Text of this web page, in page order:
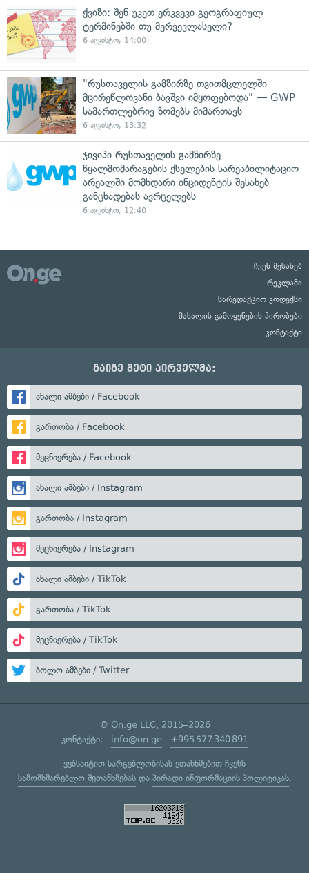
ქვიზი: შენ უკეთ ერკვევი გეოგრაფიულ
ტერმინებში თუ მერვეკლასელი?
6 აგვისტო, 14:00
"რუსთაველის გამზირზე თვითმცლელში
მცირეწლოვანი ბავშვი იმყოფებოდა" — GWP
სამართლებრივ ზომებს მიმართავს
6 აგვისტო, 13:32
ჯივიპი რუსთაველის გამზირზე
წყალმომარაგების ქსელების სარეაბილიტაციო
არეალში მომხდარი ინციდენტის შესახებ
განცხადებას ავრცელებს
6 აგვისტო, 12:40
ჩვენ შესახებ
რეკლამა
სარედაქციო კოდექსი
მასალის გამოყენების პირობები
კონტაქტი
გაიგე მეტი პირველმა:
ახალი ამბები / Facebook
გართობა / Facebook
მეცნიერება / Facebook
ახალი ამბები / Instagram
გართობა / Instagram
მეცნიერება / Instagram
ახალი ამბები / TikTok
გართობა / TikTok
მეცნიერება / TikTok
ბოლო ამბები / Twitter
© On.ge LLC, 2015–2026
კონტაქტი: info@on.ge +995 577 340 891
ვებსაიტით სარგებლობისას ეთანხმებით ჩვენს
სამომხმარებლო შეთანხმებასდა პირადი ინფორმაციის პოლიტიკას.